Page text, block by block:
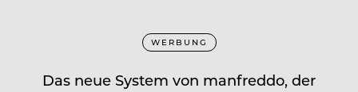
WERBUNG
Das neue System von manfreddo, der